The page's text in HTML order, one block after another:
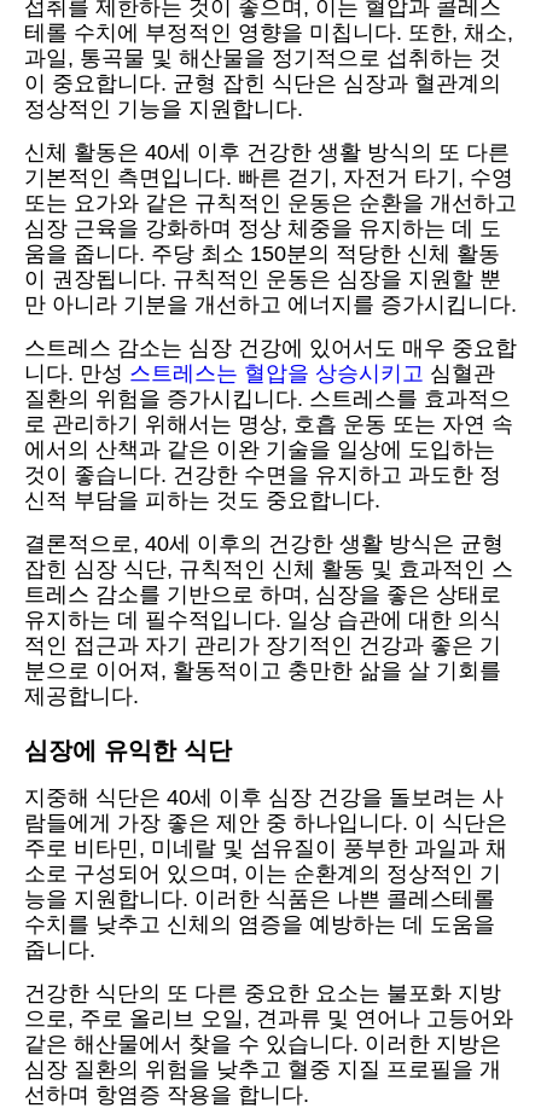
섭취를 제한하는 것이 좋으며, 이는 혈압과 콜레스
테롤 수치에 부정적인 영향을 미칩니다. 또한, 채소,
과일, 통곡물 및 해산물을 정기적으로 섭취하는 것
이 중요합니다. 균형 잡힌 식단은 심장과 혈관계의
정상적인 기능을 지원합니다.
신체 활동은 40세 이후 건강한 생활 방식의 또 다른
기본적인 측면입니다. 빠른 걷기, 자전거 타기, 수영
또는 요가와 같은 규칙적인 운동은 순환을 개선하고
심장 근육을 강화하며 정상 체중을 유지하는 데 도
움을 줍니다. 주당 최소 150분의 적당한 신체 활동
이 권장됩니다. 규칙적인 운동은 심장을 지원할 뿐
만 아니라 기분을 개선하고 에너지를 증가시킵니다.
스트레스 감소는 심장 건강에 있어서도 매우 중요합
니다. 만성 스트레스는 혈압을 상승시키고 심혈관
질환의 위험을 증가시킵니다. 스트레스를 효과적으
로 관리하기 위해서는 명상, 호흡 운동 또는 자연 속
에서의 산책과 같은 이완 기술을 일상에 도입하는
것이 좋습니다. 건강한 수면을 유지하고 과도한 정
신적 부담을 피하는 것도 중요합니다.
결론적으로, 40세 이후의 건강한 생활 방식은 균형
잡힌 심장 식단, 규칙적인 신체 활동 및 효과적인 스
트레스 감소를 기반으로 하며, 심장을 좋은 상태로
유지하는 데 필수적입니다. 일상 습관에 대한 의식
적인 접근과 자기 관리가 장기적인 건강과 좋은 기
분으로 이어져, 활동적이고 충만한 삶을 살 기회를
제공합니다.
심장에 유익한 식단
지중해 식단은 40세 이후 심장 건강을 돌보려는 사
람들에게 가장 좋은 제안 중 하나입니다. 이 식단은
주로 비타민, 미네랄 및 섬유질이 풍부한 과일과 채
소로 구성되어 있으며, 이는 순환계의 정상적인 기
능을 지원합니다. 이러한 식품은 나쁜 콜레스테롤
수치를 낮추고 신체의 염증을 예방하는 데 도움을
줍니다.
건강한 식단의 또 다른 중요한 요소는 불포화 지방
으로, 주로 올리브 오일, 견과류 및 연어나 고등어와
같은 해산물에서 찾을 수 있습니다. 이러한 지방은
심장 질환의 위험을 낮추고 혈중 지질 프로필을 개
선하며 항염증 작용을 합니다.